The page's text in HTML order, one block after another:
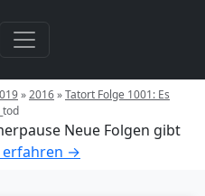
»2016»Tatort Folge 1001: Es
Neue Folgen gibt
erfahren →